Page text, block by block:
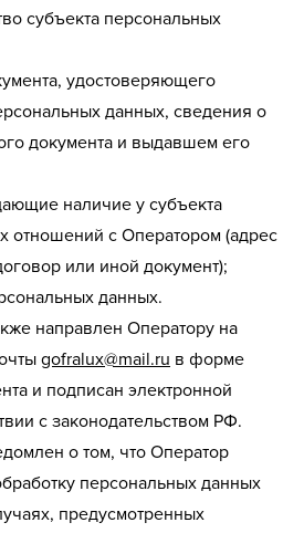
субъекта персональных
удостоверяющего
данных, сведения о
документа и выдавшем его
наличие у субъекта
отношений с Оператором (адрес
или иной документ);
данных.
направлен Оператору на
gofralux@mail.ru в форме
и подписан электронной
с законодательством РФ.
о том, что Оператор
персональных данных
предусмотренных